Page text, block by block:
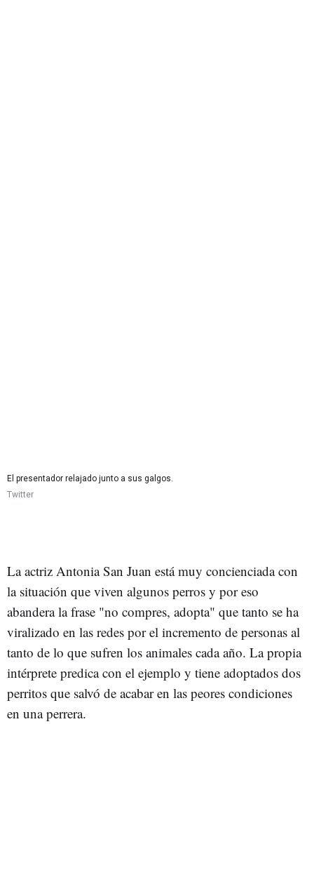
El presentador relajado junto a sus galgos.
Twitter
La actriz Antonia San Juan está muy concienciada con
la situación que viven algunos perros y por eso
abandera la frase "no compres, adopta" que tanto se ha
viralizado en las redes por el incremento de personas al
tanto de lo que sufren los animales cada año. La propia
intérprete predica con el ejemplo y tiene adoptados dos
perritos que salvó de acabar en las peores condiciones
en una perrera.